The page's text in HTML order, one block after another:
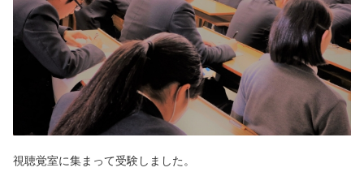
視聴覚室に集まって受験しました。